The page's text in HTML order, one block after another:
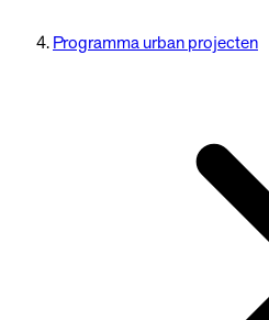
Programma urban projecten